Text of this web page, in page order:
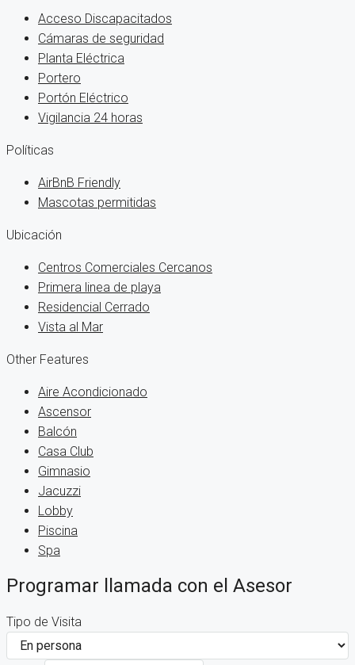
Acceso Discapacitados
Cámaras de seguridad
Planta Eléctrica
Portero
Portón Eléctrico
Vigilancia 24 horas
Políticas
AirBnB Friendly
Mascotas permitidas
Ubicación
Centros Comerciales Cercanos
Primera linea de playa
Residencial Cerrado
Vista al Mar
Other Features
Aire Acondicionado
Ascensor
Balcón
Casa Club
Gimnasio
Jacuzzi
Lobby
Piscina
Spa
Programar llamada con el Asesor
Tipo de Visita